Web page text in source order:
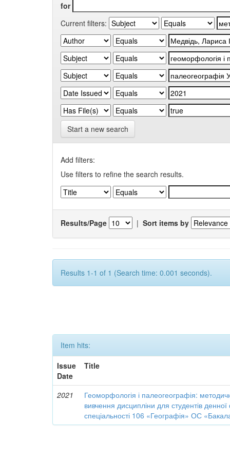
for
Current filters:
Start a new search
Add filters:
Use filters to refine the search results.
Results/Page | Sort items by
Results 1-1 of 1 (Search time: 0.001 seconds).
Item hits:
Issue
Date
Title
2021
Геоморфологія і палеогеографія:
вивчення дисципліни для студентів
спеціальності 106 «Географія» ОС